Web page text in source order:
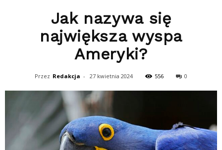
Jak nazywa się
największa wyspa
Ameryki?
Przez Redakcja - 27 kwietnia 2024 556 0